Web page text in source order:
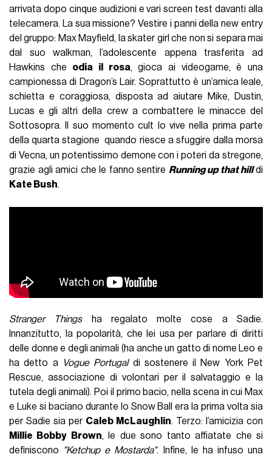
arrivata dopo cinque audizioni e vari screen test davanti alla
telecamera. La sua missione? Vestire i panni della new entry
del gruppo: Max Mayfield, la skater girl che non si separa mai
dal suo walkman, l’adolescente appena trasferita ad
Hawkins che odia il rosa, gioca ai videogame, è una
campionessa di Dragon’s Lair. Soprattutto è un’amica leale,
schietta e coraggiosa, disposta ad aiutare Mike, Dustin,
Lucas e gli altri della crew a combattere le minacce del
Sottosopra. Il suo momento cult lo vive nella prima parte
della quarta stagione quando riesce a sfuggire dalla morsa
di Vecna, un potentissimo demone con i poteri da stregone,
grazie agli amici che le fanno sentire Running up that hill di
Kate Bush.
Stranger Thingsha regalato molte cose a Sadie.
Innanzitutto, la popolarità, che lei usa per parlare di diritti
delle donne e degli animali (ha anche un gatto di nome Leo e
ha detto a
Vogue Portugaldi sostenere il New York Pet
Rescue, associazione di volontari per il salvataggio e la
tutela degli animali). Poi il primo bacio, nella scena in cui Max
e Luke si baciano durante lo Snow Ball era la prima volta sia
per Sadie sia per Caleb McLaughlin. Terzo: l’amicizia con
Millie Bobby Brown, le due sono tanto affiatate che si
definiscono
"Ketchup e Mostarda". Infine, le ha infuso una